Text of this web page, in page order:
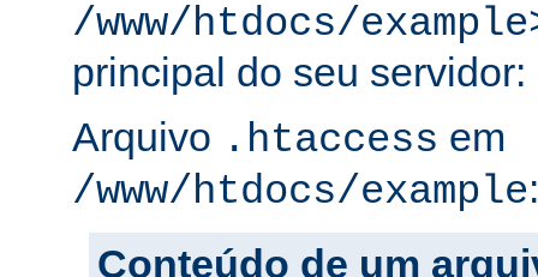
/www/htdocs/
principal do seu servidor:
Arquivo .htaccess em
/www/htdocs/example:
Conteúdo de um